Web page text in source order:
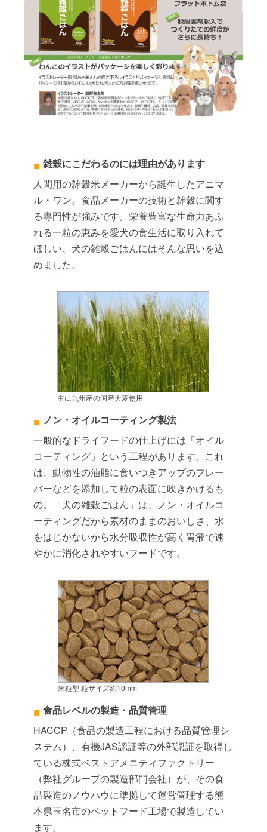
雑穀にこだわるのには理由があります
人間用の雑穀米メーカーから誕生したアニマ
ル・ワン。食品メーカーの技術と雑穀に関す
る専門性が強みです。栄養豊富な生命力あふ
れる一粒の恵みを愛犬の食生活に取り入れて
ほしい、犬の雑穀ごはんにはそんな思いを込
めました。
主に九州産の国産大麦使用
ノン・オイルコーティング製法
一般的なドライフードの仕上げには「オイル
コーティング」という工程があります。これ
は、動物性の油脂に食いつきアップのフレー
バーなどを添加して粒の表面に吹きかけるも
の。「犬の雑穀ごはん」は、ノン・オイルコ
ーティングだから素材のままのおいしさ、水
をはじかないから水分吸収性が高く胃液で速
やかに消化されやすいフードです。
米粒型 粒サイズ約10mm
食品レベルの製造・品質管理
HACCP（食品の製造工程における品質管理シ
ステム）、有機JAS認証等の外部認証を取得し
ている株式ベストアメニティファクトリー
（弊社グループの製造部門会社）が、その食
品製造のノウハウに準拠して運営管理する熊
本県玉名市のペットフード工場で製造してい
ます。